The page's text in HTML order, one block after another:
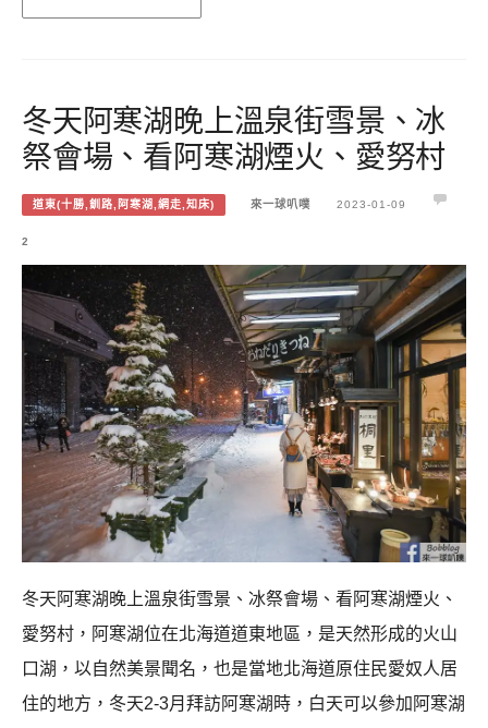
冬天阿寒湖晚上溫泉街雪景、冰
祭會場、看阿寒湖煙火、愛努村
道東(十勝,釧路,阿寒湖,網走,知床) 來一球叭噗 2023-01-09
2
冬天阿寒湖晚上溫泉街雪景、冰祭會場、看阿寒湖煙火、
愛努村，阿寒湖位在北海道道東地區，是天然形成的火山
口湖，以自然美景聞名，也是當地北海道原住民愛奴人居
住的地方，冬天2-3月拜訪阿寒湖時，白天可以參加阿寒湖